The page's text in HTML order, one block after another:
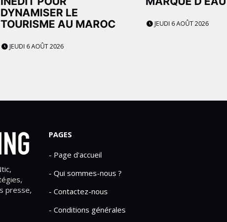
DYNAMISER LE
TOURISME AU MAROC
JEUDI 6 AOÛT 2026
JEUDI 6 AOÛT 2026
presse,
PAGES
- Page d'accueil
- Qui sommes-nous ?
- Contactez-nous
- Conditions générales